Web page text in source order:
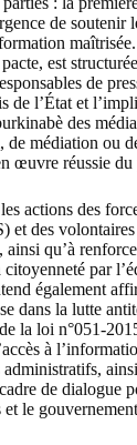
de soutenir
est
de
de l’État et
des
de médiation ou
œuvre réussie du
actions des
et des
qu’à
par
également
dans la lutte
la loi n°051-
à
de dialogue
et le